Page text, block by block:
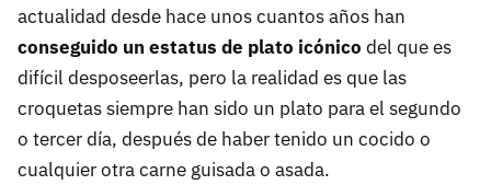
actualidad desde hace unos cuantos años han
conseguido un estatus de plato icónico del que es
difícil desposeerlas, pero la realidad es que las
croquetas siempre han sido un plato para el segundo
o tercer día, después de haber tenido un cocido o
cualquier otra carne guisada o asada.